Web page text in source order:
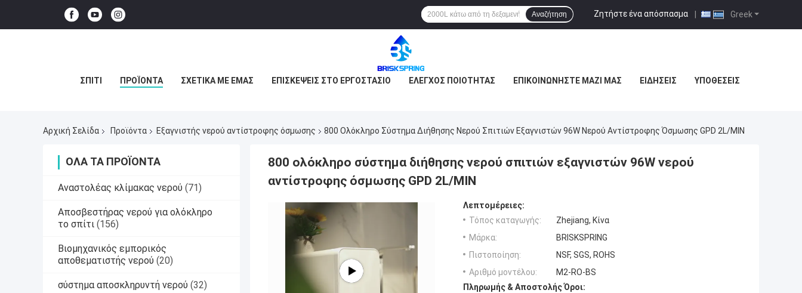
Greek
Ζητήστε ένα απόσπασμα |
Αναζήτηση
ΣΠΊΤΙ ΠΡΟΪΌΝΤΑ ΣΧΕΤΙΚΆ ΜΕ ΕΜΆΣ ΕΠΙΣΚΈΨΕΙΣ ΣΤΟ ΕΡΓΟΣΤΆΣΙΟ ΈΛΕΓΧΟΣ ΠΟΙΌΤΗΤΑΣ ΕΠΙΚΟΙΝΩΝΉΣΤΕ ΜΑΖΊ ΜΑΣ ΕΙΔΉΣΕΙΣ ΥΠΟΘΈΣΕΙΣ
Αρχική Σελίδα Προϊόντα Εξαγνιστής νερού αντίστροφης όσμωσης 800 Ολόκληρο Σύστημα Διήθησης Νερού Σπιτιών Εξαγνιστών 96W Νερού Αντίστροφης Όσμωσης GPD 2L/MIN
ΌΛΑ ΤΑ ΠΡΟΪΌΝΤΑ
Αναστολέας κλίμακας νερού (71)
Αποσβεστήρας νερού για ολόκληρο
το σπίτι (156)
Βιομηχανικός εμπορικός
αποθεματιστής νερού (20)
σύστημα αποσκληρυντή νερού (32)
800 ολόκληρο σύστημα διήθησης νερού σπιτιών εξαγνιστών 96W νερού
αντίστροφης όσμωσης GPD 2L/MIN
Λεπτομέρειες:
Τόπος καταγωγής:
Zhejiang, Κίνα
Μάρκα:
BRISKSPRING
Πιστοποίηση:
NSF, SGS, ROHS
Αριθμό μοντέλου:
M2-RO-BS
Πληρωμής & Αποστολής Όροι: